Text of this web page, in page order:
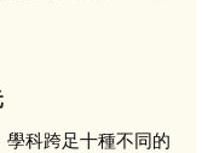
科跨足十種不同的